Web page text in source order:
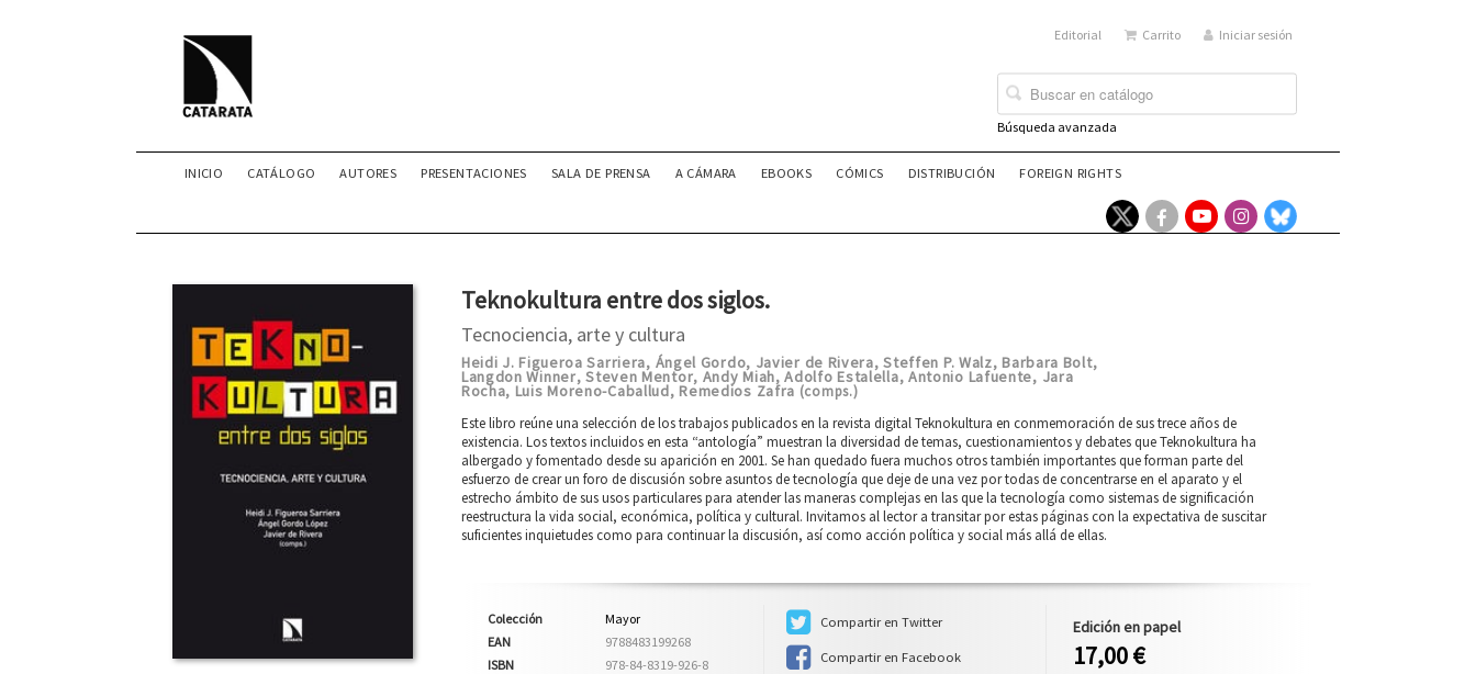
Editorial Carrito Iniciar sesión
Búsqueda avanzada
INICIO CATÁLOGO AUTORES PRESENTACIONES SALA DE PRENSA A CÁMARA EBOOKS CÓMICS DISTRIBUCIÓN FOREIGN RIGHTS
Teknokultura entre dos siglos.
Tecnociencia, arte y cultura
Heidi J. Figueroa Sarriera, Ángel Gordo, Javier de Rivera,Steffen P. Walz, Barbara Bolt,
Langdon Winner,Steven Mentor, Andy Miah,Adolfo Estalella, Antonio Lafuente, Jara
Rocha, Luis Moreno-Caballud, Remedios Zafra (comps.)
Este libro reúne una selección de los trabajos publicados en la revista digital Teknokultura en conmemoración de sus trece años de
existencia. Los textos incluidos en esta “antología” muestran la diversidad de temas, cuestionamientos y debates que Teknokultura ha
albergado y fomentado desde su aparición en 2001. Se han quedado fuera muchos otros también importantes que forman parte del
esfuerzo de crear un foro de discusión sobre asuntos de tecnología que deje de una vez por todas de concentrarse en el aparato y el
estrecho ámbito de sus usos particulares para atender las maneras complejas en las que la tecnología como sistemas de significación
reestructura la vida social, económica, política y cultural. Invitamos al lector a transitar por estas páginas con la expectativa de suscitar
suficientes inquietudes como para continuar la discusión, así como acción política y social más allá de ellas.
Colección
Mayor
EAN
9788483199268
ISBN
978-84-8319-926-8
Compartir en Twitter
Compartir en Facebook
Edición en papel
17,00 €